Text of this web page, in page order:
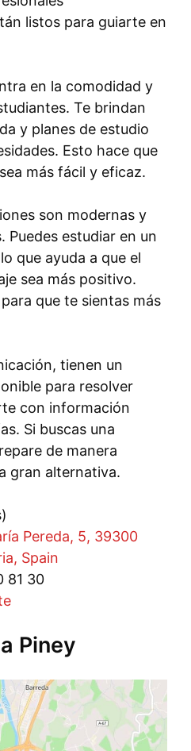
listos para guiarte en
en la comodidad y
Te brindan
y planes de estudio
Esto hace que
más fácil y eficaz.
son modernas y
Puedes estudiar en un
que ayuda a que el
sea más positivo.
que te sientas más
tienen un
para resolver
con información
Si buscas una
de manera
gran alternativa.
Pereda, 5, 39300
Spain
81 30
Piney